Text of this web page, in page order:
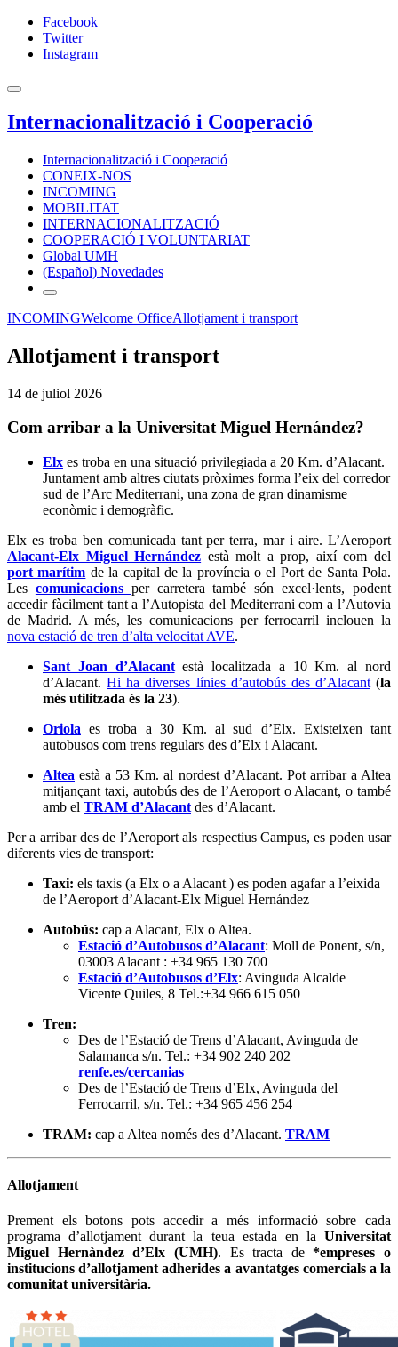
Facebook
Twitter
Instagram
Internacionalització i Cooperació
Internacionalització i Cooperació
CONEIX-NOS
INCOMING
MOBILITAT
INTERNACIONALITZACIÓ
COOPERACIÓ I VOLUNTARIAT
Global UMH
(Español) Novedades
INCOMINGWelcome OfficeAllotjament i transport
Allotjament i transport
14 de juliol 2026
Com arribar a la Universitat Miguel Hernández?
Elx es troba en una situació privilegiada a 20 Km. d’Alacant.
Juntament amb altres ciutats pròximes forma l’eix del corredor
sud de l’Arc Mediterrani, una zona de gran dinamisme
econòmic i demogràfic.
Elx es troba ben comunicada tant per terra, mar i aire. L’Aeroport
Alacant-Elx Miguel Hernández està molt a prop, així com del
port marítim de la capital de la província o el Port de Santa Pola.
Les comunicacions per carretera també són excel·lents, podent
accedir fàcilment tant a l’Autopista del Mediterrani com a l’Autovia
de Madrid. A més, les comunicacions per ferrocarril inclouen la
nova estació de tren d’alta velocitat AVE.
Sant Joan d’Alacantestà localitzada a 10 Km. al nord
d’Alacant.Hi ha diverses línies d’autobús des d’Alacant(la
més utilitzada és la 23).
Oriola es troba a 30 Km. al sud d’Elx. Existeixen tant
autobusos com trens regulars des d’Elx i Alacant.
Altea està a 53 Km. al nordest d’Alacant. Pot arribar a Altea
mitjançant taxi, autobús des de l’Aeroport o Alacant, o també
amb el TRAM d’Alacant des d’Alacant.
Per a arribar des de l’Aeroport als respectius Campus, es poden usar
diferents vies de transport:
Taxi: els taxis (a Elx o a Alacant ) es poden agafar a l’eixida
de l’Aeroport d’Alacant-Elx Miguel Hernández
Autobús: cap a Alacant, Elx o Altea.
Estació d’Autobusos d’Alacant: Moll de Ponent, s/n,
03003 Alacant : +34 965 130 700
Estació d’Autobusos d’Elx: Avinguda Alcalde
Vicente Quiles, 8 Tel.:+34 966 615 050
Tren:
Des de l’Estació de Trens d’Alacant, Avinguda de
Salamanca s/n. Tel.: +34 902 240 202
renfe.es/cercanias
Des de l’Estació de Trens d’Elx, Avinguda del
Ferrocarril, s/n. Tel.: +34 965 456 254
TRAM: cap a Altea només des d’Alacant. TRAM
Allotjament
Prement els botons pots accedir a més informació sobre cada
programa d’allotjament durant la teua estada en la Universitat
Miguel Hernàndez d’Elx (UMH). Es tracta de*empreses o
institucions d’allotjament adherides a avantatges comercials a la
comunitat universitària.